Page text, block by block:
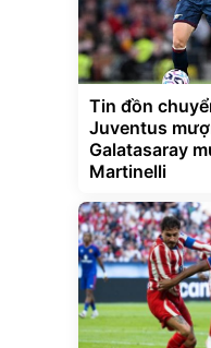
Tin đồn
Juventus
Galatasaray
Martinelli